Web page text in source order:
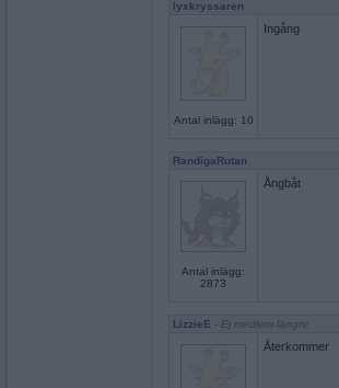
lyxkryssaren
Antal inlägg: 10
Ingång
RandigaRutan
Antal inlägg:
2873
Ångbåt
LizzieE - Ej medlem längre
Återkommer